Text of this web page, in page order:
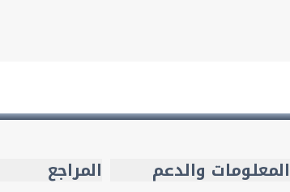
المعلومات والدعم المراجع